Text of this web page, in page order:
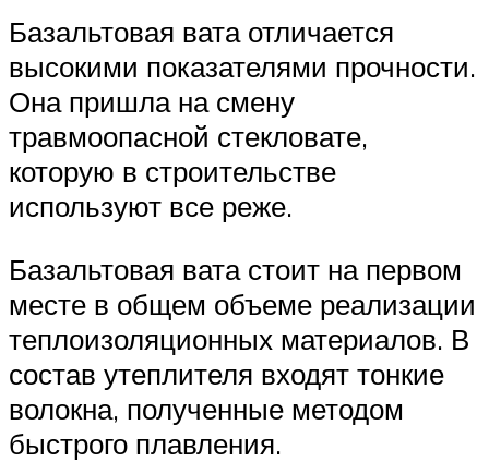
Базальтовая вата отличается
высокими показателями прочности.
Она пришла на смену
травмоопасной стекловате,
которую в строительстве
используют все реже.
Базальтовая вата стоит на первом
месте в общем объеме реализации
теплоизоляционных материалов. В
состав утеплителя входят тонкие
волокна, полученные методом
быстрого плавления.